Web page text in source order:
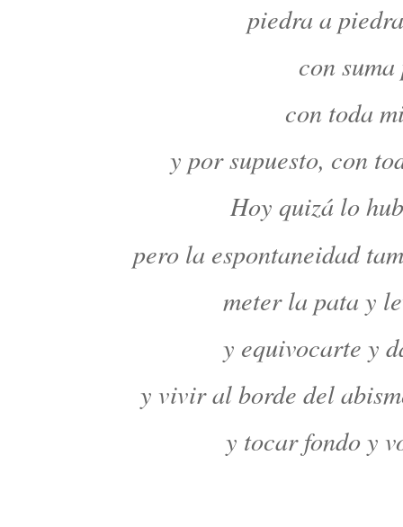
piedra a
con
con toda
y por supuesto, con
Hoy quizá lo
pero la espontaneidad
meter la pata y
y equivocarte y
y vivir al borde del
y tocar fondo y